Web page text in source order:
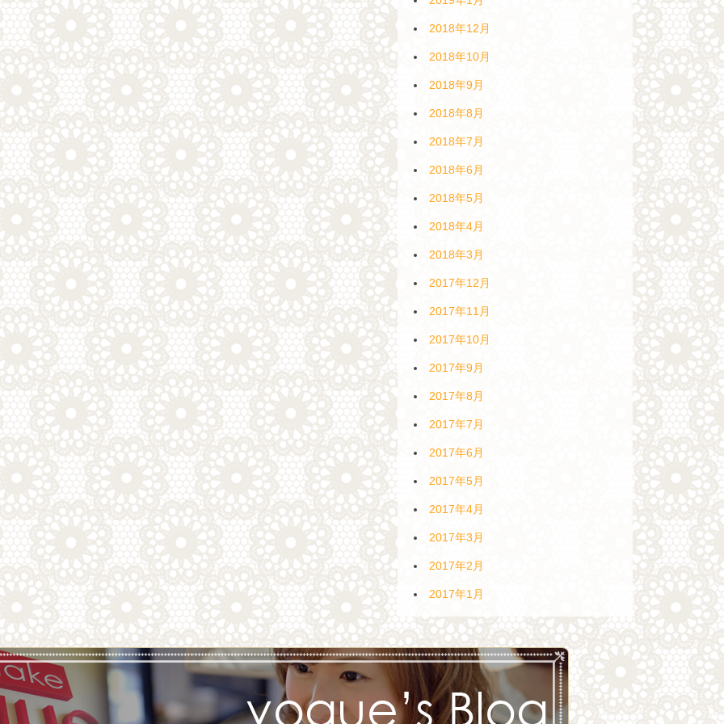
2018年12月
2018年10月
2018年9月
2018年8月
2018年7月
2018年6月
2018年5月
2018年4月
2018年3月
2017年12月
2017年11月
2017年10月
2017年9月
2017年8月
2017年7月
2017年6月
2017年5月
2017年4月
2017年3月
2017年2月
2017年1月